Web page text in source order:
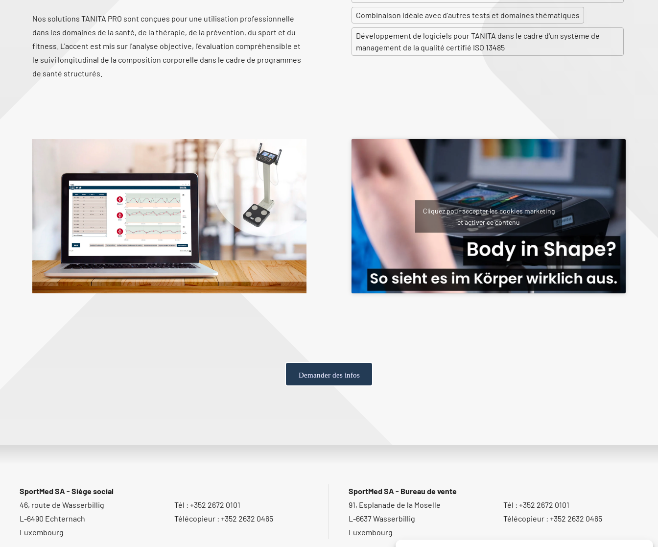
Nos solutions TANITA PRO sont conçues pour une utilisation professionnelle
dans les domaines de la santé, de la thérapie, de la prévention, du sport et du
fitness. L'accent est mis sur l'analyse objective, l'évaluation compréhensible et
le suivi longitudinal de la composition corporelle dans le cadre de programmes
de santé structurés.
Combinaison idéale avec d'autres tests et domaines thématiques
Développement de logiciels pour TANITA dans le cadre d'un système de
management de la qualité certifié ISO 13485
Cliquez pour accepter les cookies marketing
et activer ce contenu
Demander des infos
SportMed SA - Siège social
46, route de Wasserbillig
L-6490 Echternach
Luxembourg
Tél : +352 2672 0101
Télécopieur : +352 2632 0465
SportMed SA - Bureau de vente
91, Esplanade de la Moselle
L-6637 Wasserbillig
Luxembourg
Tél : +352 2672 0101
Télécopieur : +352 2632 0465